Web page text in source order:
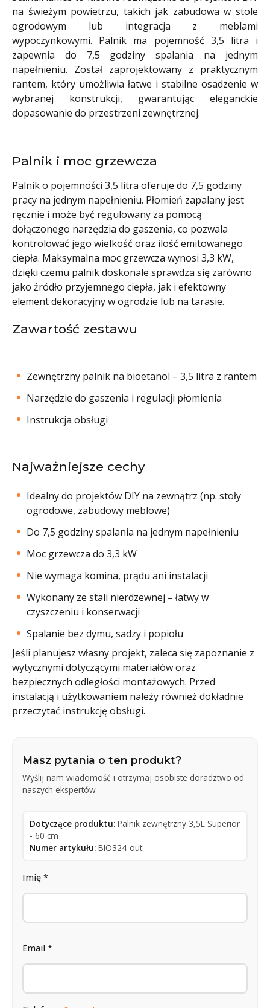
na świeżym powietrzu, takich jak zabudowa w stole
ogrodowym lub integracja z meblami
wypoczynkowymi. Palnik ma pojemność 3,5 litra i
zapewnia do 7,5 godziny spalania na jednym
napełnieniu. Został zaprojektowany z praktycznym
rantem, który umożliwia łatwe i stabilne osadzenie w
wybranej konstrukcji, gwarantując eleganckie
dopasowanie do przestrzeni zewnętrznej.
Palnik i moc grzewcza
Palnik o pojemności 3,5 litra oferuje do 7,5 godziny
pracy na jednym napełnieniu. Płomień zapalany jest
ręcznie i może być regulowany za pomocą
dołączonego narzędzia do gaszenia, co pozwala
kontrolować jego wielkość oraz ilość emitowanego
ciepła. Maksymalna moc grzewcza wynosi 3,3 kW,
dzięki czemu palnik doskonale sprawdza się zarówno
jako źródło przyjemnego ciepła, jak i efektowny
element dekoracyjny w ogrodzie lub na tarasie.
Zawartość zestawu
Zewnętrzny palnik na bioetanol – 3,5 litra z rantem
Narzędzie do gaszenia i regulacji płomienia
Instrukcja obsługi
Najważniejsze cechy
Idealny do projektów DIY na zewnątrz (np. stoły
ogrodowe, zabudowy meblowe)
Do 7,5 godziny spalania na jednym napełnieniu
Moc grzewcza do 3,3 kW
Nie wymaga komina, prądu ani instalacji
Wykonany ze stali nierdzewnej – łatwy w
czyszczeniu i konserwacji
Spalanie bez dymu, sadzy i popiołu
Jeśli planujesz własny projekt, zaleca się zapoznanie z
wytycznymi dotyczącymi materiałów oraz
bezpiecznych odległości montażowych. Przed
instalacją i użytkowaniem należy również dokładnie
przeczytać instrukcję obsługi.
Masz pytania o ten produkt?
Wyślij nam wiadomość i otrzymaj osobiste doradztwo od
naszych ekspertów
Dotyczące produktu: Palnik zewnętrzny 3,5L Superior
- 60 cm
Numer artykułu: BIO324-out
Imię *
Email *